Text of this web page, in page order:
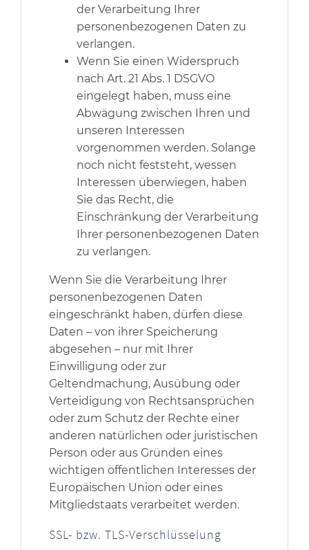
der Verarbeitung Ihrer
personenbezogenen Daten zu
verlangen.
Wenn Sie einen Widerspruch
nach Art. 21 Abs. 1 DSGVO
eingelegt haben, muss eine
Abwägung zwischen Ihren und
unseren Interessen
vorgenommen werden. Solange
noch nicht feststeht, wessen
Interessen überwiegen, haben
Sie das Recht, die
Einschränkung der Verarbeitung
Ihrer personenbezogenen Daten
zu verlangen.
Wenn Sie die Verarbeitung Ihrer
personenbezogenen Daten
eingeschränkt haben, dürfen diese
Daten – von ihrer Speicherung
abgesehen – nur mit Ihrer
Einwilligung oder zur
Geltendmachung, Ausübung oder
Verteidigung von Rechtsansprüchen
oder zum Schutz der Rechte einer
anderen natürlichen oder juristischen
Person oder aus Gründen eines
wichtigen öffentlichen Interesses der
Europäischen Union oder eines
Mitgliedstaats verarbeitet werden.
SSL- bzw. TLS-Verschlüsselung